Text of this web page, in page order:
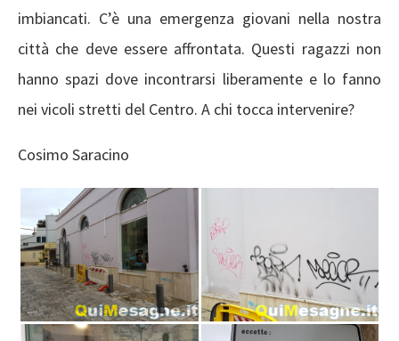
imbiancati. C’è una emergenza giovani nella nostra
città che deve essere affrontata. Questi ragazzi non
hanno spazi dove incontrarsi liberamente e lo fanno
nei vicoli stretti del Centro. A chi tocca intervenire?
Cosimo Saracino